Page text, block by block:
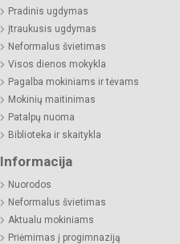
Pradinis ugdymas
Įtraukusis ugdymas
Neformalus švietimas
Visos dienos mokykla
Pagalba mokiniams ir tėvams
Mokinių maitinimas
Patalpų nuoma
Biblioteka ir skaitykla
Informacija
Nuorodos
Neformalus švietimas
Aktualu mokiniams
Priėmimas į progimnaziją